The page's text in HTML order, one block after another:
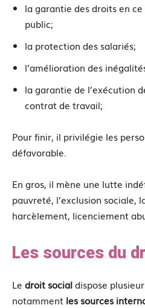
la garantie des droits en
public;
la protection des salariés;
l’amélioration des
la garantie de l’exécution
contrat de travail;
Pour finir, il privilégie les
défavorable.
En gros, il mène une lutte
pauvreté, l’exclusion sociale,
harcèlement, licenciement
Les sources du
Le droit socialdispose
notamment les sources